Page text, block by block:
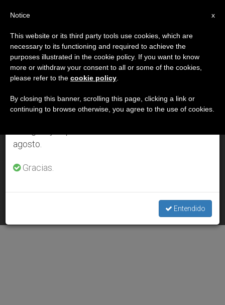
DÍA
Junio 27th, 2025
ÚLTIMAS NOTICIAS
Vaticano publica la nota “Jubileo 2025: Condonación de la
JUN 27, 2025 20:17
×
Aviso importante
Del 27 de julio al 7 de agosto haremos la pausa
anual, aprovechando que en el periodo de verano
se generan menos informaciones y también el
agosto.
Gracias.
Entendido
x
Notice
This website or its third party tools use cookies, which are
necessary to its functioning and required to achieve the
purposes illustrated in the cookie policy. If you want to know
more or withdraw your consent to all or some of the cookies,
please refer to the cookie policy
By closing this banner, scrolling this page, clicking a link or
continuing to browse otherwise, you agree to the use of cookies.